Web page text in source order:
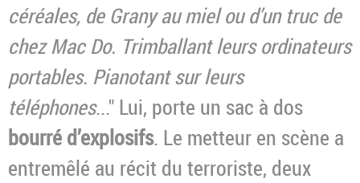
céréales, de Grany au miel ou d’un truc de
chez Mac Do. Trimballant leursordinateurs
portables. Pianotant sur leurs
téléphones
..." Lui, porte un sac à dos
bourré d’explosifs. Le metteur en scène a
entremêlé au récit du terroriste, deux